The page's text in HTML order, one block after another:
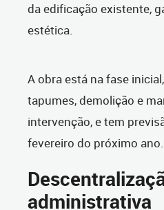
da edificação existente,
estética.
A obra está na fase
tapumes, demolição e
intervenção, e tem
fevereiro do próximo ano.
administrativa